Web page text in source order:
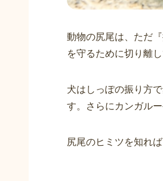
動物の尻尾は、ただ
を守るために切り離
犬はしっぽの振り方
す。さらにカンガル
尻尾のヒミツを知れ